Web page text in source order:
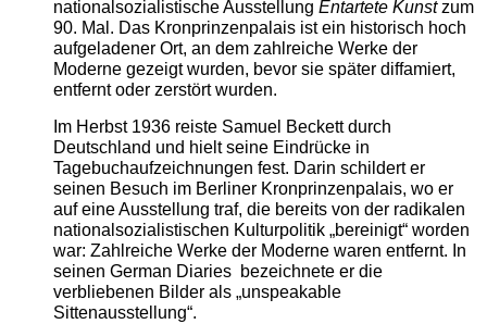
nationalsozialistische Ausstellung Entartete Kunstzum
90. Mal. Das Kronprinzenpalais ist ein historisch hoch
aufgeladener Ort, an dem zahlreiche Werke der
Moderne gezeigt wurden, bevor sie später diffamiert,
entfernt oder zerstört wurden.
Im Herbst 1936 reiste Samuel Beckett durch
Deutschland und hielt seine Eindrücke in
Tagebuchaufzeichnungen fest. Darin schildert er
seinen Besuch im Berliner Kronprinzenpalais, wo er
auf eine Ausstellung traf, die bereits von der radikalen
nationalsozialistischen Kulturpolitik „bereinigt“ worden
war: Zahlreiche Werke der Moderne waren entfernt. In
seinen German Diaries bezeichnete er die
verbliebenen Bilder als „unspeakable
Sittenausstellung“.